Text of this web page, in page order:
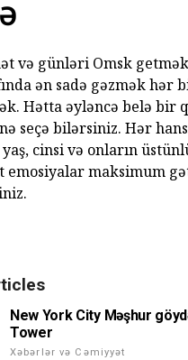
və günləri Omsk
ən sadə gəzmək hər
Hətta əyləncə belə bir
seçə bilərsiniz. Hər
cinsi və onların
emosiyalar maksimum
New York City Məşhur
Tower
Xəbərlər və Cəmiyyət